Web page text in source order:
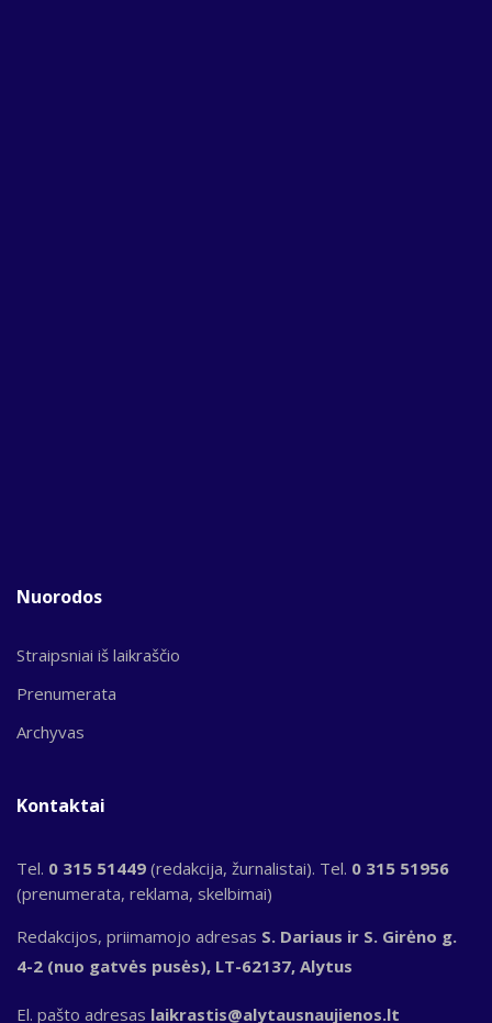
Nuorodos
Straipsniai iš laikraščio
Prenumerata
Archyvas
Kontaktai
Tel. 0 315 51449 (redakcija, žurnalistai). Tel. 0 315 51956
(prenumerata, reklama, skelbimai)
Redakcijos, priimamojo adresas S. Dariaus ir S. Girėno g.
4-2 (nuo gatvės pusės), LT-62137, Alytus
El. pašto adresas laikrastis@alytausnaujienos.lt